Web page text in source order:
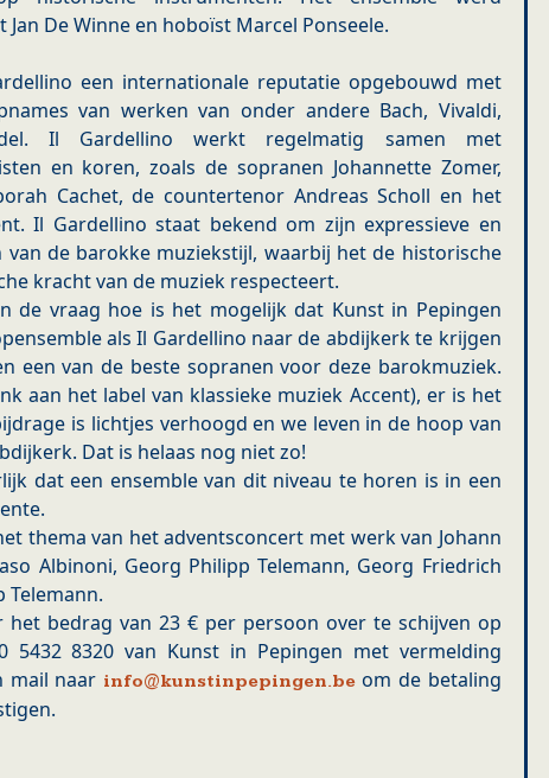
De Winne en hoboïst Marcel Ponseele.
een internationale reputatie opgebouwd met
van werken van onder andere Bach, Vivaldi,
Il Gardellino werkt regelmatig samen met
en koren, zoals de sopranen Johannette Zomer,
Cachet, de countertenor Andreas Scholl en het
Il Gardellino staat bekend om zijn expressieve en
de barokke muziekstijl, waarbij het de historische
kracht van de muziek respecteert.
de vraag hoe is het mogelijk dat Kunst in Pepingen
als Il Gardellino naar de abdijkerk te krijgen
een van de beste sopranen voor deze barokmuziek.
aan het label van klassieke muziek Accent), er is het
is lichtjes verhoogd en we leven in de hoop van
Dat is helaas nog niet zo!
dat een ensemble van dit niveau te horen is in een
thema van het adventsconcert met werk van Johann
Albinoni, Georg Philipp Telemann, Georg Friedrich
Telemann.
het bedrag van 23 € per persoon over te schijven op
5432 8320 van Kunst in Pepingen met vermelding
mail naar info@kunstinpepingen.beom de betaling